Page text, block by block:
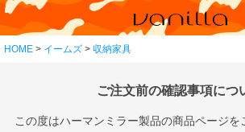
HOME イームズ 収納家具
ご注文前の確認事項につ
この度はハーマンミラー製品の商品ページを